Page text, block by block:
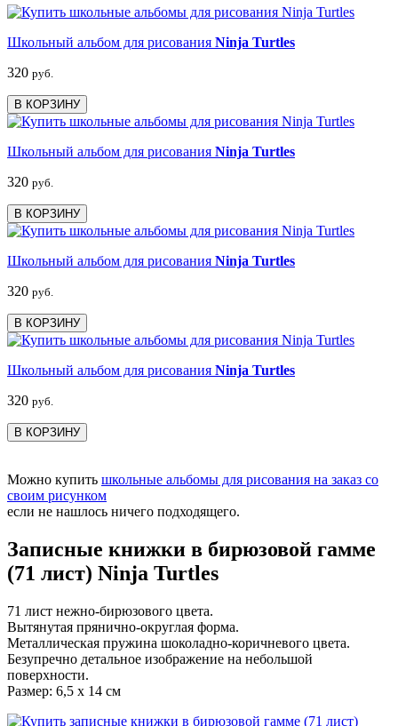
Школьный альбом для рисования Ninja Turtles
320 руб.
В КОРЗИНУ
Школьный альбом для рисования Ninja Turtles
320 руб.
В КОРЗИНУ
Школьный альбом для рисования Ninja Turtles
320 руб.
В КОРЗИНУ
Школьный альбом для рисования Ninja Turtles
320 руб.
В КОРЗИНУ
Можно купить школьные альбомы для рисования на заказ со
своим рисунком
если не нашлось ничего подходящего.
Записные книжки в бирюзовой гамме
(71 лист) Ninja Turtles
71 лист нежно-бирюзового цвета.
Вытянутая прянично-округлая форма.
Металлическая пружина шоколадно-коричневого цвета.
Безупречно детальное изображение на небольшой
поверхности.
Размер: 6,5 х 14 см